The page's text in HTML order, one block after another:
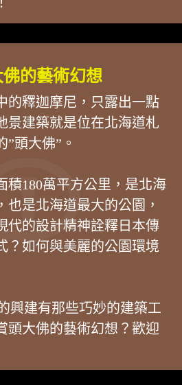
的藝術幻想
的釋迦摩尼，只露出一點
景建築就是位在北海道札
頭大佛”。
積180萬平方公里，是北海
也是北海道最大的公園，
代的設計精神詮釋日本傳
？如何與美麗的公園環境
興建有那些巧妙的建築工
頭大佛的藝術幻想？歡迎